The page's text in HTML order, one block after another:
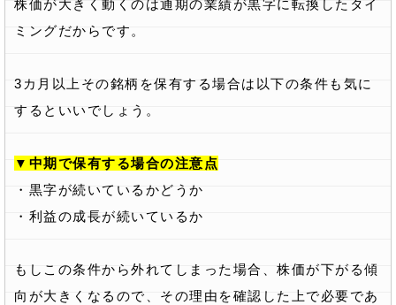
株価が大きく動くのは通期の業績が黒字に転換したタイ
ミングだからです。
3カ月以上その銘柄を保有する場合は以下の条件も気に
するといいでしょう。
▼中期で保有する場合の注意点
・黒字が続いているかどうか
・利益の成長が続いているか
もしこの条件から外れてしまった場合、株価が下がる傾
向が大きくなるので、その理由を確認した上で必要であ